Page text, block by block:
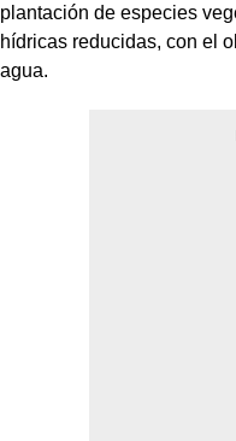
plantación de especies
hídricas reducidas, con el
agua.